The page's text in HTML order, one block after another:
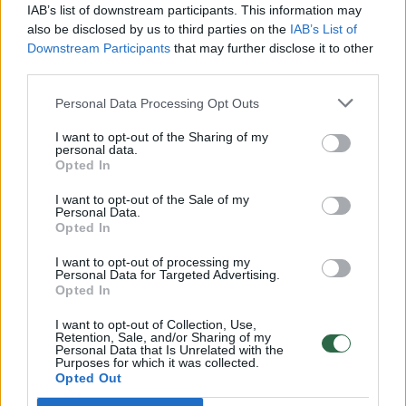
IAB’s list of downstream participants. This information may
also be disclosed by us to third parties on the IAB’s List of
Downstream Participants that may further disclose it to other
Personal Data Processing Opt Outs
I want to opt-out of the Sharing of my
personal data.
Opted In
I want to opt-out of the Sale of my
Personal Data.
Opted In
I want to opt-out of processing my
Personal Data for Targeted Advertising.
Opted In
I want to opt-out of Collection, Use,
Retention, Sale, and/or Sharing of my
Personal Data that Is Unrelated with the
Purposes for which it was collected.
Opted Out
Vaizdai iš tragiškos avarijos Vilniaus r.: dviejų moterų ir
vaiko gyvybių išgelbėti nepavyko
Lietuvos diena
32 laipsnių šilumos
Žinios | Orai
V. Zalužno pasisakymą laiko bandymu įsitvirtinti
Ukrainos politikoje: jis yra neteisus
Laidos | Nauja diena
00:00:59
Nufilmavo, kaip patvino Vilniaus Vakarinis aplinkkelis:
vaizdas pribloškia
Žinios | Lietuvos diena